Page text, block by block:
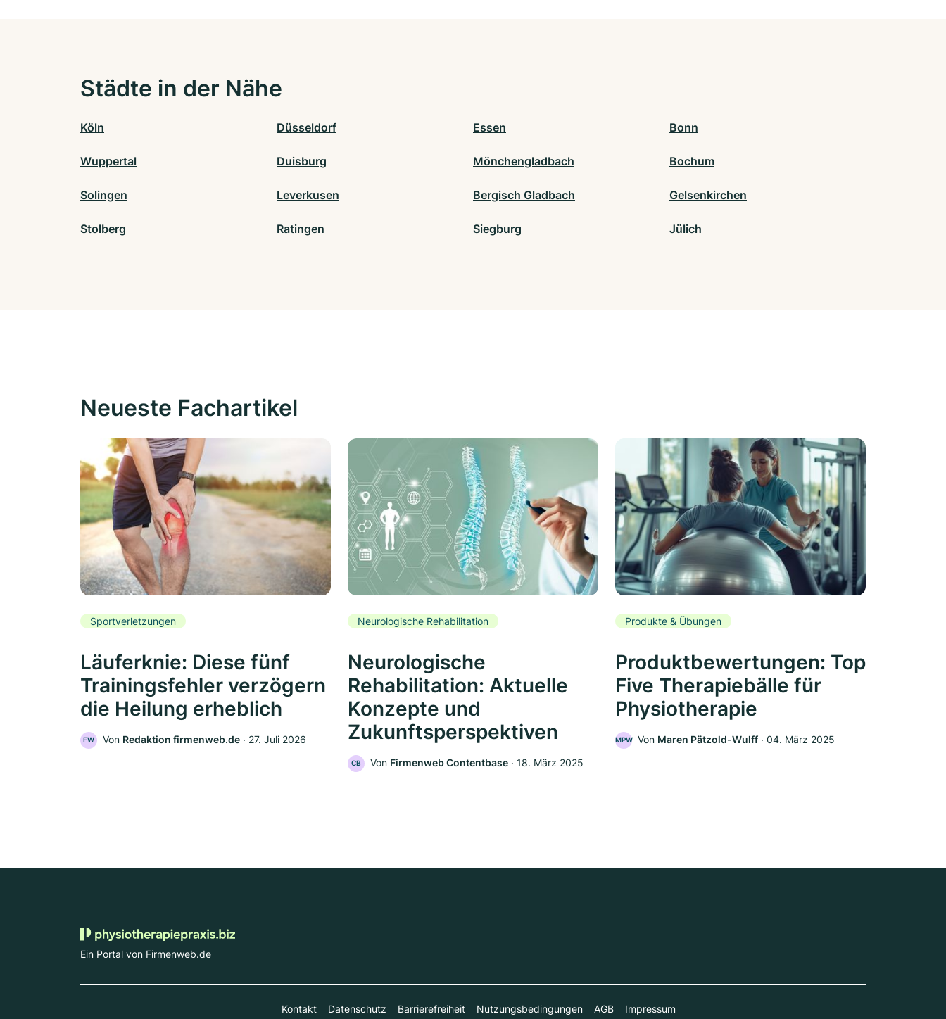
Städte in der Nähe
Köln Düsseldorf Essen Bonn
Wuppertal Duisburg Mönchengladbach Bochum
Solingen Leverkusen Bergisch Gladbach Gelsenkirchen
Stolberg Ratingen Siegburg Jülich
Neueste Fachartikel
Sportverletzungen
Läuferknie: Diese fünf
Trainingsfehler verzögern
die Heilung erheblich
FW Von Redaktion firmenweb.de ‧ 27. Juli 2026
Neurologische Rehabilitation
Neurologische
Rehabilitation: Aktuelle
Konzepte und
Zukunftsperspektiven
CB Von Firmenweb Contentbase ‧ 18. März 2025
Produkte & Übungen
Produktbewertungen: Top
Five Therapiebälle für
Physiotherapie
MPW Von Maren Pätzold-Wulff ‧ 04. März 2025
Ein Portal von Firmenweb.de
Kontakt Datenschutz Barrierefreiheit Nutzungsbedingungen AGB Impressum